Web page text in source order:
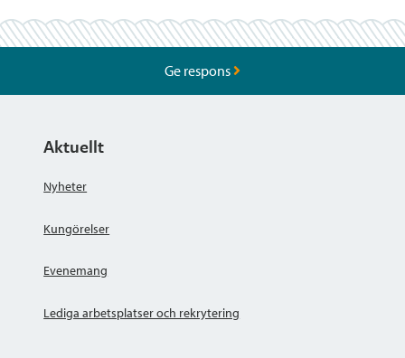
Ge respons
Aktuellt
Nyheter
Kungörelser
Evenemang
Lediga arbetsplatser och rekrytering